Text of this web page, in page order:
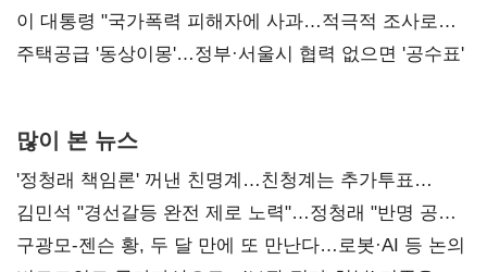
총선 지휘 못해"
이 대통령 "국가폭력 피해자에 사과…적극적 조사로
진실 밝혀야"
주택공급 '동상이몽'…정부·서울시 협력 없으면 '공수표'
많이 본 뉴스
'정청래 책임론' 꺼낸 친명계…친청계는 추가투표
때리기
김민석 "경선갈등 완전 제로 노력"…정청래 "반명 공세
사과부터"
구광모-젠슨 황, 두 달 만에 또 만난다…로봇·AI 등 논의